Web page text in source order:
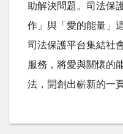
助解決問題。司法保
作」與「愛的能量」
司法保護平台集結社
服務，將愛與關懷的
法，開創出嶄新的一頁